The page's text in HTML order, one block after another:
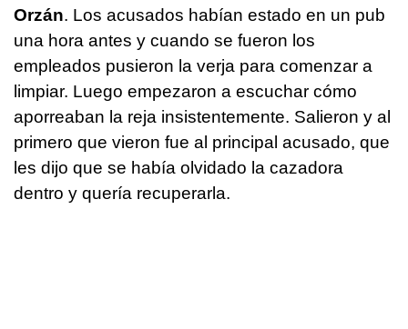
Orzán. Los acusados habían estado en un pub
una hora antes y cuando se fueron los
empleados pusieron la verja para comenzar a
limpiar. Luego empezaron a escuchar cómo
aporreaban la reja insistentemente. Salieron y al
primero que vieron fue al principal acusado, que
les dijo que se había olvidado la cazadora
dentro y quería recuperarla.